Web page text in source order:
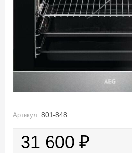
Артикул: 801-848
31 600 ₽